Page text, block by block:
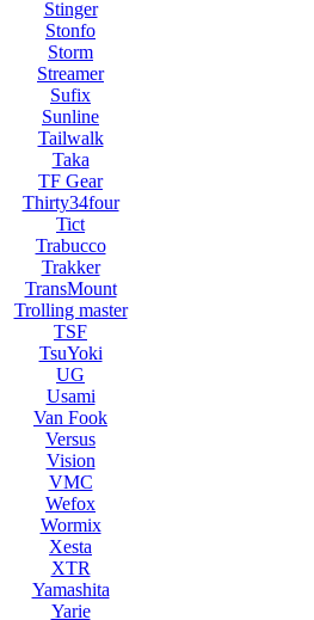
Stinger
Stonfo
Storm
Streamer
Sufix
Sunline
Tailwalk
Taka
TF Gear
Thirty34four
Tict
Trabucco
Trakker
TransMount
Trolling master
TSF
TsuYoki
UG
Usami
Van Fook
Versus
Vision
VMC
Wefox
Wormix
Xesta
XTR
Yamashita
Yarie